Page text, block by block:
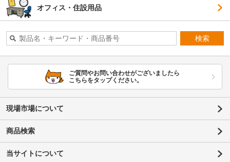
オフィス・住設用品
検索
ご質問やお問い合わせがございましたら
こちらをタップください。
現場市場について
商品検索
当サイトについて